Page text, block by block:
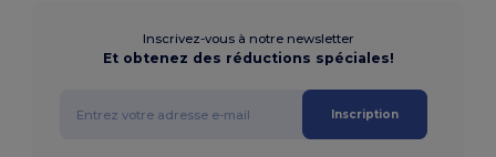
Inscrivez-vous à notre newsletter
Et obtenez des réductions spéciales!
Inscription